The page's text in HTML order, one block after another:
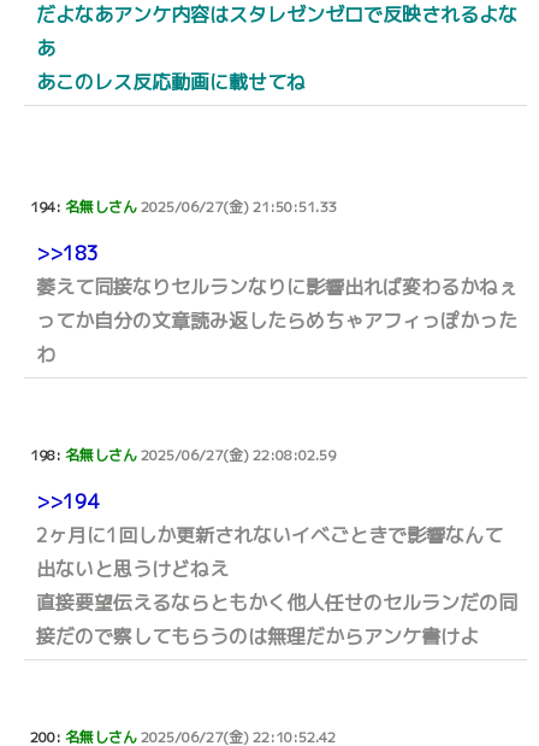
だよなあアンケ内容はスタレゼンゼロで反映されるよな
あ
あこのレス反応動画に載せてね
194: 名無しさん2025/06/27(金) 21:50:51.33
>>183
萎えて同接なりセルランなりに影響出れば変わるかねぇ
ってか自分の文章読み返したらめちゃアフィっぽかった
わ
198: 名無しさん2025/06/27(金) 22:08:02.59
>>194
2ヶ月に1回しか更新されないイベごときで影響なんて
出ないと思うけどねえ
直接要望伝えるならともかく他人任せのセルランだの同
接だので察してもらうのは無理だからアンケ書けよ
200: 名無しさん2025/06/27(金) 22:10:52.42